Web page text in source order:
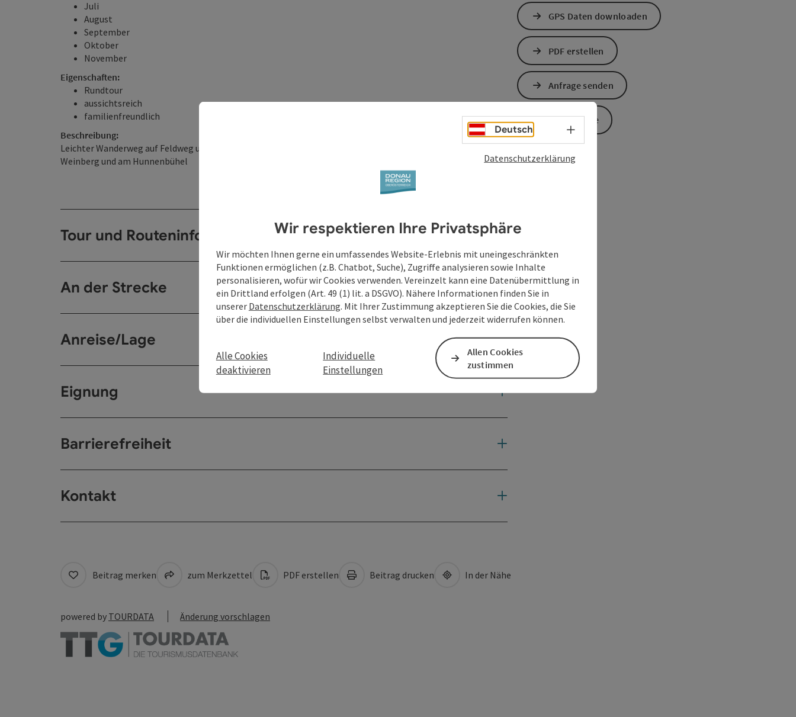
Juli
August
September
Oktober
November
Eigenschaften:
Rundtour
aussichtsreich
familienfreundlich
Beschreibung:
Leichter Wanderweg auf Feldweg und Asphalt mit geringem Waldanteil. Attraktive Aussichtspunkte am
Weinberg und am Hunnenbühel
Tour und Routeninformationen
An der Strecke
Anreise/Lage
Eignung
Barrierefreiheit
Kontakt
GPS Daten downloaden
PDF erstellen
Anfrage senden
Zur Website
Beitrag merken zum Merkzettel PDF erstellen Beitrag drucken In der Nähe
powered by TOURDATA Änderung vorschlagen
Deutsch Sprachwahl - Menü öffnen
Datenschutzerklärung
Wir respektieren Ihre Privatsphäre
Wir möchten Ihnen gerne ein umfassendes Website-Erlebnis mit uneingeschränkten
Funktionen ermöglichen (z.B. Chatbot, Suche), Zugriffe analysieren sowie Inhalte
personalisieren, wofür wir Cookies verwenden. Vereinzelt kann eine Datenübermittlung in
ein Drittland erfolgen (Art. 49 (1) lit. a DSGVO). Nähere Informationen finden Sie in
unserer Datenschutzerklärung. Mit Ihrer Zustimmung akzeptieren Sie die Cookies, die Sie
über die individuellen Einstellungen selbst verwalten und jederzeit widerrufen können.
Alle Cookies
deaktivieren
Individuelle
Einstellungen
Allen Cookies
zustimmen